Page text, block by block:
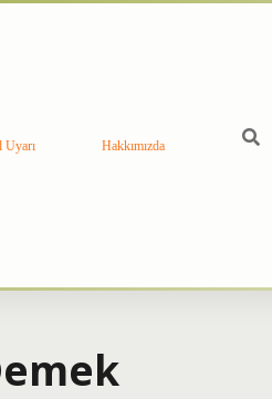
Uyarı Hakkımızda